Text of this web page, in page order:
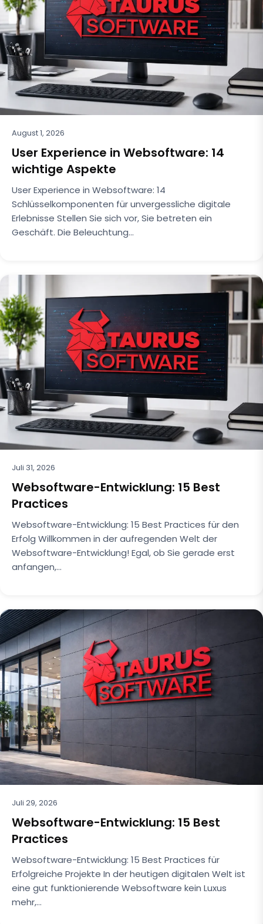
August 1, 2026
User Experience in Websoftware: 14
wichtige Aspekte
User Experience in Websoftware: 14
Schlüsselkomponenten für unvergessliche digitale
Erlebnisse Stellen Sie sich vor, Sie betreten ein
Geschäft. Die Beleuchtung…
Juli 31, 2026
Websoftware-Entwicklung: 15 Best
Practices
Websoftware-Entwicklung: 15 Best Practices für den
Erfolg Willkommen in der aufregenden Welt der
Websoftware-Entwicklung! Egal, ob Sie gerade erst
anfangen,…
Juli 29, 2026
Websoftware-Entwicklung: 15 Best
Practices
Websoftware-Entwicklung: 15 Best Practices für
Erfolgreiche Projekte In der heutigen digitalen Welt ist
eine gut funktionierende Websoftware kein Luxus
mehr,…